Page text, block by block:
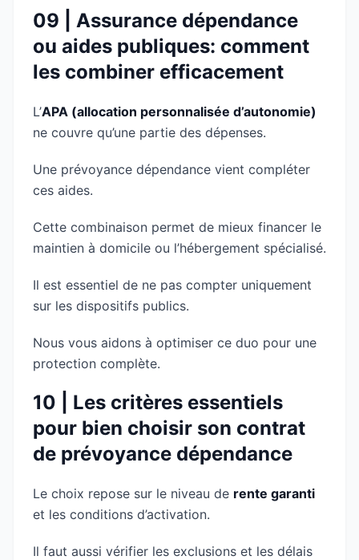
09 | Assurance dépendance
ou aides publiques: comment
les combiner efficacement
L’APA (allocation personnalisée d’autonomie)
ne couvre qu’une partie des dépenses.
Une prévoyance dépendance vient compléter
ces aides.
Cette combinaison permet de mieux financer le
maintien à domicile ou l’hébergement spécialisé.
Il est essentiel de ne pas compter uniquement
sur les dispositifs publics.
Nous vous aidons à optimiser ce duo pour une
protection complète.
10 | Les critères essentiels
pour bien choisir son contrat
de prévoyance dépendance
Le choix repose sur le niveau de rente garanti
et les conditions d’activation.
Il faut aussi vérifier les exclusions et les délais